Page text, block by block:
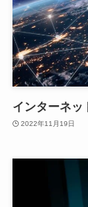
インターネッ
2022年11月19日